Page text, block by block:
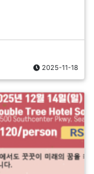
2025-11-18